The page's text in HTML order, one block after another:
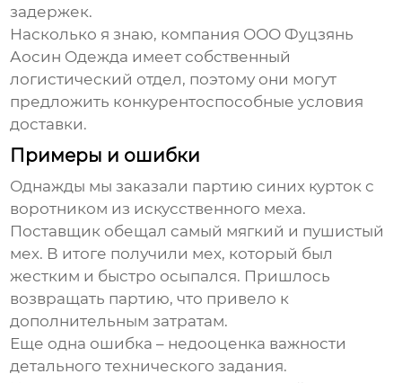
задержек.
Насколько я знаю, компания ООО Фуцзянь
Аосин Одежда имеет собственный
логистический отдел, поэтому они могут
предложить конкурентоспособные условия
доставки.
Примеры и ошибки
Однажды мы заказали партию синих курток с
воротником из искусственного меха.
Поставщик обещал самый мягкий и пушистый
мех. В итоге получили мех, который был
жестким и быстро осыпался. Пришлось
возвращать партию, что привело к
дополнительным затратам.
Еще одна ошибка – недооценка важности
детального технического задания.